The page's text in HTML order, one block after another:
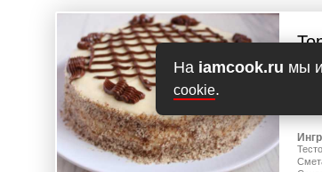
На iamcook.ru мы
cookie.
Тесто